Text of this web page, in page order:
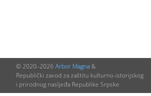
© 2020–2026 Arbor Magna&
Republički zavod za zaštitu kulturno-istorijskog
i prirodnog nasljeđa Republike Srpske